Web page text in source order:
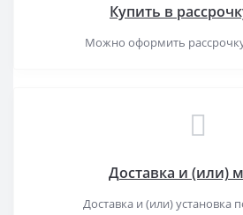
Купить в
Можно оформить
Доставка и (или)
Доставка и (или) установка